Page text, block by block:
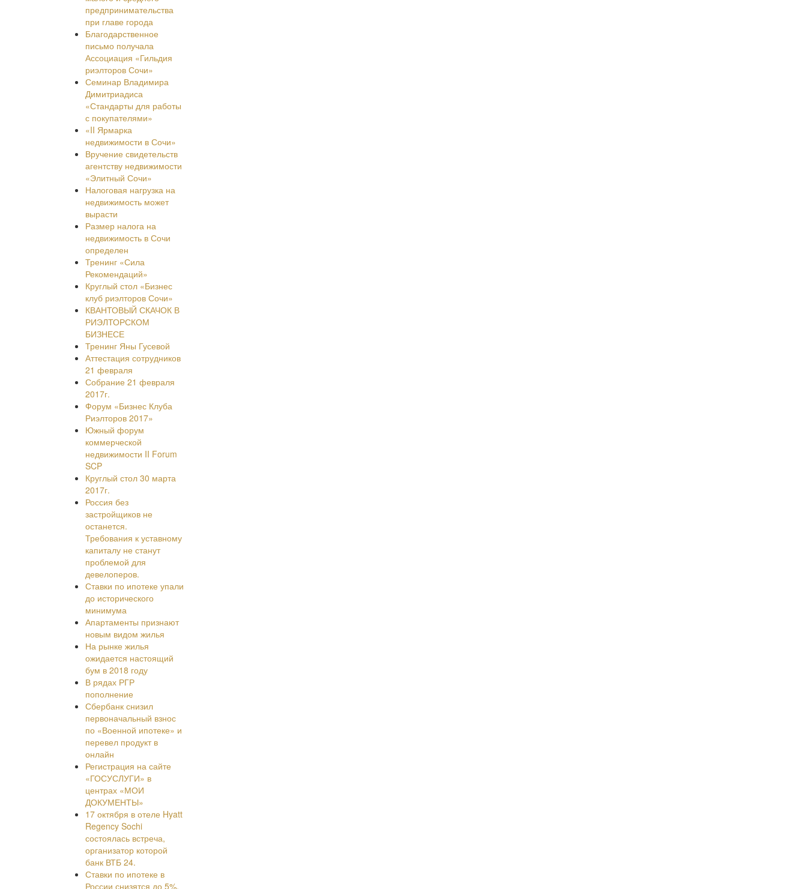
предпринимательства
при главе города
Благодарственное
письмо получала
Ассоциация «Гильдия
риэлторов Сочи»
Семинар Владимира
Димитриадиса
«Стандарты для работы
с покупателями»
«II Ярмарка
недвижимости в Сочи»
Вручение свидетельств
агентству недвижимости
«Элитный Сочи»
Налоговая нагрузка на
недвижимость может
вырасти
Размер налога на
недвижимость в Сочи
определен
Тренинг «Сила
Рекомендаций»
Круглый стол «Бизнес
клуб риэлторов Сочи»
КВАНТОВЫЙ СКАЧОК В
РИЭЛТОРСКОМ
БИЗНЕСЕ
Тренинг Яны Гусевой
Аттестация сотрудников
21 февраля
Собрание 21 февраля
2017г.
Форум «Бизнес Клуба
Риэлторов 2017»
Южный форум
коммерческой
недвижимости II Forum
SCP
Круглый стол 30 марта
2017г.
Россия без
застройщиков не
останется.
Требования к уставному
капиталу не станут
проблемой для
девелоперов.
Ставки по ипотеке упали
до исторического
минимума
Апартаменты признают
новым видом жилья
На рынке жилья
ожидается настоящий
бум в 2018 году
В рядах РГР
пополнение
Сбербанк снизил
первоначальный взнос
по «Военной ипотеке» и
перевел продукт в
онлайн
Регистрация на сайте
«ГОСУСЛУГИ» в
центрах «МОИ
ДОКУМЕНТЫ»
17 октября в отеле Hyatt
Regency Sochi
состоялась встреча,
организатор которой
банк ВТБ 24.
Ставки по ипотеке в
России снизятся до 5%,